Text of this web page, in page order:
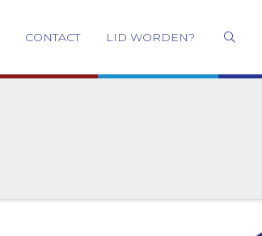
CONTACT LID WORDEN?